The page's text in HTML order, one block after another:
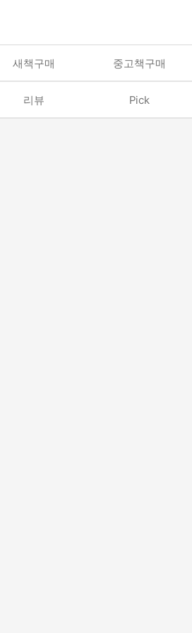
새책구매 중고책구매
리뷰 Pick